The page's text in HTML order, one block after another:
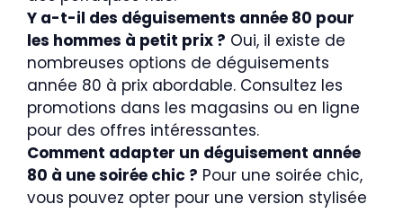
Y a-t-il des déguisements année 80 pour
les hommes à petit prix ? Oui, il existe de
nombreuses options de déguisements
année 80 à prix abordable. Consultez les
promotions dans les magasins ou en ligne
pour des offres intéressantes.
Comment adapter un déguisement année
80 à une soirée chic ? Pour une soirée chic,
vous pouvez opter pour une version stylisée